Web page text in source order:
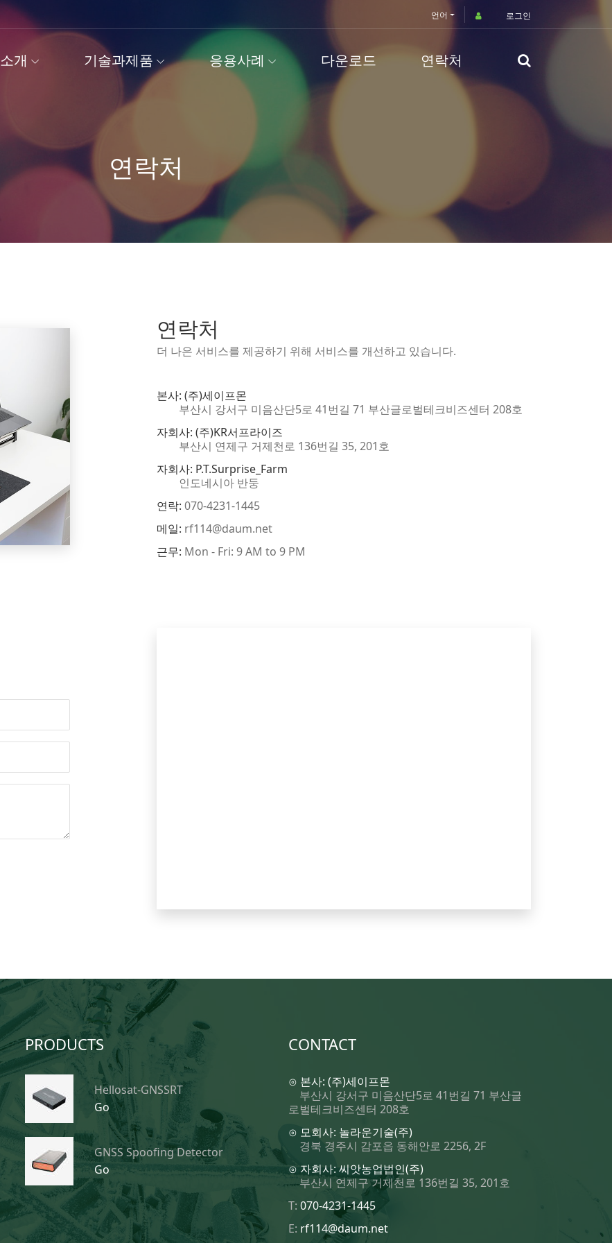
언어 로그인
소개 기술과제품 응용사례 다운로드 연락처
연락처
연락처
더 나은 서비스를 제공하기 위해 서비스를 개선하고 있습니다.
본사: (주)세이프몬
부산시 강서구 미음산단5로 41번길 71 부산글로벌테크비즈센터 208호
자회사: (주)KR서프라이즈
부산시 연제구 거제천로 136번길 35, 201호
자회사: P.T.Surprise_Farm
인도네시아 반둥
연락: 070-4231-1445
메일: rf114@daum.net
근무: Mon - Fri: 9 AM to 9 PM
PRODUCTS
Hellosat-GNSSRT
Go
GNSS Spoofing Detector
Go
CONTACT
⊙ 본사: (주)세이프몬
부산시 강서구 미음산단5로 41번길 71 부산글
로벌테크비즈센터 208호
⊙ 모회사: 놀라운기술(주)
경북 경주시 감포읍 동해안로 2256, 2F
⊙ 자회사: 씨앗농업법인(주)
부산시 연제구 거제천로 136번길 35, 201호
T: 070-4231-1445
E: rf114@daum.net